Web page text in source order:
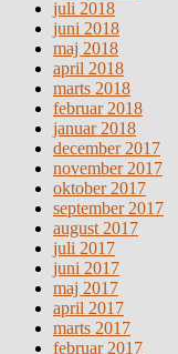
juli 2018
juni 2018
maj 2018
april 2018
marts 2018
februar 2018
januar 2018
december 2017
november 2017
oktober 2017
september 2017
august 2017
juli 2017
juni 2017
maj 2017
april 2017
marts 2017
februar 2017